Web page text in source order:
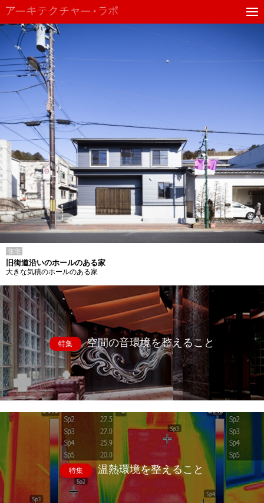
住宅
旧街道沿いのホールのある家
大きな気積のホールのある家
特集 空間の音環境を整えること
特集 温熱環境を整えること